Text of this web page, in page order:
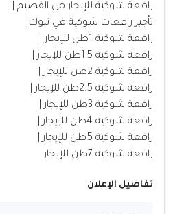
رافعة شوكية للإيجار في القصيم |
تأجير رافعات شوكية في تبوك |
رافعة شوكية 1طن للإيجار |
رافعة شوكية 1.5طن للإيجار |
رافعة شوكية 2طن للإيجار |
رافعة شوكية 2.5طن للإيجار |
رافعة شوكية 3طن للإيجار |
رافعة شوكية 4طن للإيجار |
رافعة شوكية 5طن للإيجار |
رافعة شوكية 7طن للإيجار
تفاصيل الإعلان